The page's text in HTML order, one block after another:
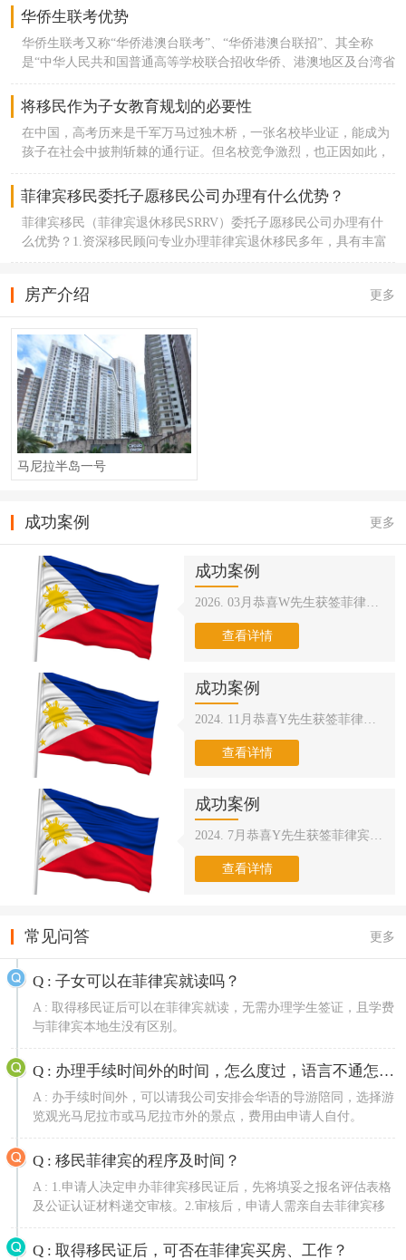
边的核心商业区，白天走在街上，人很多，西装革履的都好像城市
精英，商场里保安也多，感觉挺踏实的。但到了晚上就不一样了，
当地人说这边晚上偶尔会有抢手机的，特别在没灯的小巷，宁愿多
别自己走，犯不上。去过几次马尼拉的Intramuros，白天游客多，也
挺安全，挺有氛围的，但一到下午五点多，摊贩收摊后，街道空旷
下来，有些本地人喝了酒会坐在路边聊天，你经过时就有点发怵，
虽然没冲我们怎么样。我的感想是别去那种明显乱糟糟的贫民窟周
边，晚上别单独瞎晃，出门手机钱包别露在外面，打车只用正规软
件，基本就没什么大问题。没遇到过恶性事件，但小警惕时刻得
一点。但做好防范也没到担惊受怕的地步。
型、朝向和国内有什么不同吗？菲律宾房子的西晒没有国内那么
强。菲律宾纬度低，太阳出来得早，朝西的房子虽然有西晒，但是
菲律宾太阳下山也早，尤其是雨季，一到下午就下雨，下雨过后就
没太阳晒了，气温很适宜。就户型而言，在菲律宾Makati地区的公
什么投资优势吗？当中国和西方国家面临人口老龄化问题时，人口
过亿的菲律宾却拥有75%的劳动人口，是经济可持续发展的核心力
量。汇丰银行预测到2050年，菲律宾将成为世界第16大，东南亚第
汇，而回国买房是首选的投资，内需充足。作为亚太重要的国际大
都会，马尼拉住宅公寓紧缺，租金高，年租金回报高至6-10%，物
业升值稳定。同时，菲律宾不到2%的华人，掌控了该国70%以上的
经济，处于绝对垄断地位。为什么判断菲律宾房产有投资价值？宏
观上最重要的两个指标，人口，经济，菲律宾都表现出了足够的潜
支撑当地的房地产发展。菲律宾的人多吗？菲律宾是全球第十三人
口大国，官方统计现有人口1.2亿，菲律宾移民人口也很多。目前是
东南亚人口最多的国家之一。从人口年龄结构来看，菲律宾人口中
位26.7岁，劳动力充足。马尼拉怎么样？马尼拉是菲律宾首都城市
和最大的港口，是菲律宾的经济中心，集中了全国半数以上的工业
企业，也是银行和金融，零售，交通运输，旅游，房地产的主要中
心。马尼拉拥有着2400万人口，是目前世界上人口密度最大的城
市。菲律宾经济发展如何？根据国际货币基金组织的最新报告中，
菲律宾2023年国内生产总值(GDP)增长预计为6%，根据世界银行的
预测，未来几年菲律宾依然是整个亚洲地区经济增长最快的经济体
买带土地的房屋。外国人买房没有限制，想买多少套都行。但是菲
律宾为了保护本国人的权益，规定一个项目楼盘，外国人最多可购
买40%的份额，其余60%必须是本地人。目前的中菲关系如何？目
前，南海局势比较错综复杂，地区中参杂许多势力，但是相信祖国
能够完美解决。中菲关系也不像前几年那么良好，分分合合也本是
常态。中国依然是菲律宾最大的贸易伙伴。中国外交部也多次表
示：中方将继续深化与菲方的务实合作，也希望菲律宾在共建一带
一路进程中扮演更加积极重要的角色。目前菲当地华人的生活并没
有因为两国关系而受到影响。投资菲律宾绝对不用担心政治环境问
题。
中重点分析新政策对客户的影响以及新客户该如何选择移民。政策
的调整-一. 年龄限制由原先的35周岁提高至50周岁。二. 换证周
期由原先最长3年1换改为1年1换。带来的影响-1. 许多35-49周
岁的客户暂时无法在申请SRRV。2. 每年都要续卡给客户增加了
成本。3. 疫情当下的情况使得办理速度变得很慢，要好几个月
才能完成。4. 原先35-49周岁，已经汇款到退休署的客户，钱款
只能原路退回。5. 许多急需第三国绿卡，又需要有居住属性的
客户只能更换国家。如何选择？只青睐菲律宾，又没有50周岁的客
户可以改为申请菲律宾投资移民SIRV。不急着申请的客户可以继续
请。有许多想让孩子读华侨生的家长，急需办理第三国绿卡，又要
有生活，读书条件的，只能更换申请国家。目前市场上能同时满足
居住，教育需求，又要低额的申请成本的，还没有国家能够媲美菲
群，菲律宾调整政策后，将会大大减少外汇收入。但由于疫情的影
响，使得菲律宾退休署工作效率降低。只开放50岁以上的申请可能
只是暂时的，或许疫情稳定后，将会重新开放35岁以上的申请。不
着急申请的客户，可以在观望一段时间。但是子愿移民要提醒大家
的是，在全球疫情大肆虐的情况下，办理移民将变得越来越困难，
现在各国的政策也在不断的提高，比如葡萄牙将限制购房地区，希
腊提高房产税。有需求快速获取身份的客户，就得加紧了。
华侨生联考优势
华侨生联考又称“华侨港澳台联考”、“华侨港澳台联招”、其全称
是“中华人民共和国普通高等学校联合招收华侨、港澳地区及台湾省
学生入学考试”，已经有30年历史之久，是广大华侨、港澳台学生就
读国内大学的最佳途径。该考试的主管单位是教育部、国务院侨
办、国务院港澳台事务办公室。华侨生联考具备以下优势：题目很
简单：考试难度远远低于普通高考，例如数学题目的难度与教材例
题差不多；文史类不考政治、理工类不考生物。录取分数低：同样
是满分750分，华侨生的录取分数线比统招生低。根据去年6月份广
东省教育考试院公布的2019年普通高等学校联合招收华侨港澳台学
生各批次录取最低分数，普通类院校一本最低分数线仅300分，北
大清华等一类大学的最低分数线为400分，总体来说，低于国内普
通高考100-200分，选择华侨生联考的优势不言而喻。语言有优势：
几乎没竞争：普通高考报考人数1000万vs华侨生5000人，每年报考
多：目前全国接收华侨生报考的高等院校达到了336所之多，共
1000多个专业，预科招生院校也有16所，囊括了所有大家耳熟能详
的985/211高校。退路有保证 ：不够分数可以考预科，只需比正常
本科多读一年。
将移民作为子女教育规划的必要性
在中国，高考历来是千军万马过独木桥，一张名校毕业证，能成为
孩子在社会中披荆斩棘的通行证。但名校竞争激烈，也正因如此，
家长们开始为子女寻找捷径，或者是通过移民方式为子女教育做长
远规划。近年来有一种政策宽松、录取分数低的考试形式被越来越
多的家长关注到，它就是“华侨生联考”，对于中国考生来说，它是
另一种高考出路。将移民作为子女教育规划，不失为一个极佳选
择，进可选择就读国际名校，退也可选择进入国内一流大学，双重
选择均可以为子女觅得最佳就读院校。2020年高考报名人数1071
万，较2019年增加40多万，再创新高。加上疫情，高考的压力无需
多说。我们来看一组数据：2019年1031万考生中，50%以上的考生
的录取率为2.41%，而985院校录取率仅为0.79%，清华北大更低只
有0.03%。如果按照这个比例计算，就意味着2020年高考可能有近
600多万考生无缘本科，200万考生连专科都上不了，更别说众多学
子都梦寐以求的清华、北大了。而随着开放二胎政策等因素的影
响，未来报名高考人数或将逐年增加，竞争也会日渐激烈！1071万
考生过独木桥，竞争越来越大，想考上优质的学校难上加难。教育
资源的失衡，高价学区房，不时变动的入学政策，海外签证难办，
让家长苦不堪言。2020年疫情，大部分人危机意识更加强烈，政策
多有远见的家长开始提前为孩子进行学业规划。对于很多高净值家
庭而言，无论将来是送孩子出国留学，还是让孩子有一条更好的教
子变成华侨生，就无惧普通高考低录取率，几乎是“躺”进国内各大
名校。相比于普通高考，华侨生联考具备无可比拟的优势！华侨生
联考的录取标准和政策优势，和普通高考有着天壤之别！如果说高
考是“千军万马过独木桥”，那么华侨生联考就是直通清华北大的“高
速路”！
​菲律宾移民委托子愿移民公司办理有什么优势？
菲律宾移民（菲律宾退休移民SRRV）委托子愿移民公司办理有什
么优势？1.资深移民顾问专业办理菲律宾退休移民多年，具有丰富
实际操作经验；2.国内菲律宾两地都有实体公司服务团队提供优质
民事项顺利成功办理；4.可加急办理节省您在菲律宾等待的时间从
而节省各项费用开支；5.没有区域限制全国各地都可办理；6.有丰
富远程操作指导经验；7.诚信可靠异地办理成功案例无数可登陆子
愿移民官网查询。
房产介绍 更多
马尼拉半岛一号
成功案例 更多
成功案例
2026. 03月恭喜W先生获签菲律宾SRRV
查看详情
成功案例
2024. 11月恭喜Y先生获签菲律宾SRRV
查看详情
成功案例
2024. 7月恭喜Y先生获签菲律宾SRRV
查看详情
常见问答 更多
Q : 子女可以在菲律宾就读吗？
A : 取得移民证后可以在菲律宾就读，无需办理学生签证，且学费
与菲律宾本地生没有区别。
Q : 办理手续时间外的时间，怎么度过，语言不通怎么办？
A : 办手续时间外，可以请我公司安排会华语的导游陪同，选择游
览观光马尼拉市或马尼拉市外的景点，费用由申请人自付。
Q : 移民菲律宾的程序及时间？
A : 1.申请人决定申办菲律宾移民证后，先将填妥之报名评估表格
及公证认证材料递交审核。2.审核后，申请人需亲自去菲律宾移
民局办理领证手续。只需在菲逗留10-15个工作日便可取得SRRV
卡
Q : 取得移民证后，可否在菲律宾买房、工作？